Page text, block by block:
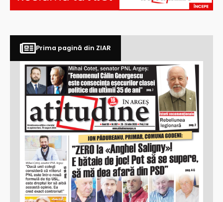
Prima pagină din ZIAR